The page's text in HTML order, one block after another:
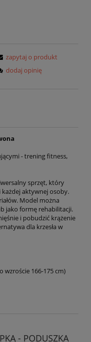
zapytaj o produkt
dodaj opinię
- trening fitness,
sprzęt, który
każdej aktywnej osoby.
Model można
jako formę rehabilitacji.
i pobudzić krążenie
dla krzesła w
wzroście 166-175 cm)
- PODUSZKA